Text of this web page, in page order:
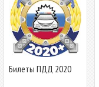
Билеты ПДД 2020